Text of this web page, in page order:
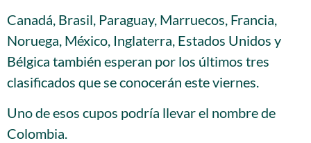
Canadá, Brasil, Paraguay, Marruecos, Francia,
Noruega, México, Inglaterra, Estados Unidos y
Bélgica también esperan por los últimos tres
clasificados que se conocerán este viernes.
Uno de esos cupos podría llevar el nombre de
Colombia.